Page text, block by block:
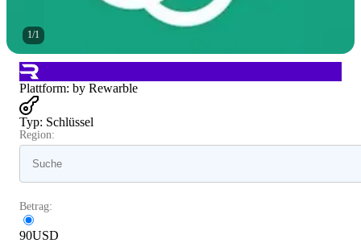
1/1
Plattform: by Rewarble
Typ: Schlüssel
Region:
Betrag:
90USD